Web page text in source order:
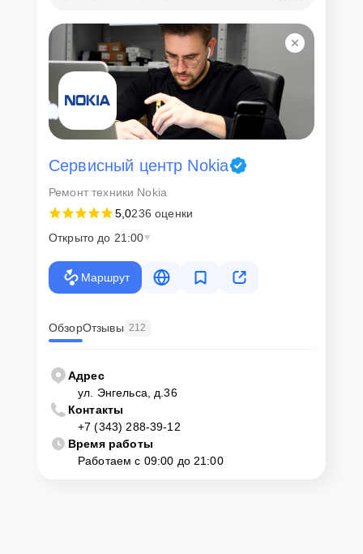
Сервисный центр Nokia
Ремонт техники Nokia
5,0236 оценки
Открыто до 21:00
Маршрут
ОбзорОтзывы 212
Адрес
ул. Энгельса, д.36
Контакты
+7 (343) 288-39-12
Время работы
Работаем с 09:00 до 21:00